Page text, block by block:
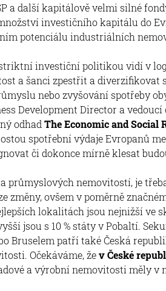
a další kapitálově velmi silné
investičního kapitálu do
potenciálu industriálních
investiční politikou vidí v
a šanci zpestřit a diverzifikovat
nebo zvyšování spotřeby
Development Director a
odhad The Economic and Social
spotřební výdaje Evropanů
či dokonce mírně klesat
nemovitostí, je
změny, ovšem v poměrně
lokalitách jsou nejnižší ve
jsou s 10 % státy v Pobaltí.
Bruselem patří také Česká
Očekáváme, žev České
a výrobní nemovitosti měly v